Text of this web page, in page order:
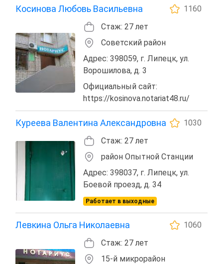
Косинова Любовь Васильевна
1160
Стаж: 27 лет
Советский район
Адрес: 398059, г. Липецк, ул.
Ворошилова, д. 3
Официальный сайт:
https://kosinova.notariat48.ru/
Куреева Валентина Александровна
1030
Стаж: 27 лет
район Опытной Станции
Адрес: 398037, г. Липецк, ул.
Боевой проезд, д. 34
Работает в выходные
Левкина Ольга Николаевна
1060
Стаж: 27 лет
15-й микрорайон